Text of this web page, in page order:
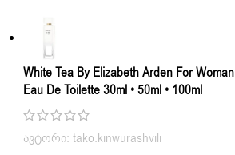
White Tea By Elizabeth Arden For Woman
Eau De Toilette 30ml • 50ml • 100ml
ავტორი: tako.kinwurashvili